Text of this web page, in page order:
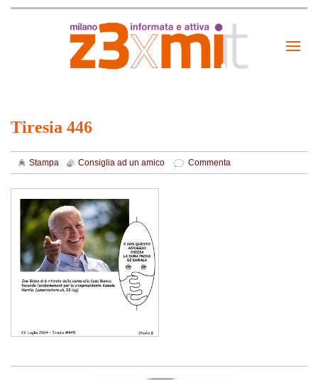
Tiresia 446
Stampa Consiglia ad un amico Commenta